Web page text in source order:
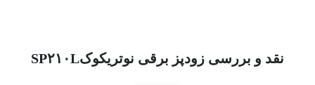
نقد و بررسی زودپز برقی نوتریکوکSP۲۱۰L